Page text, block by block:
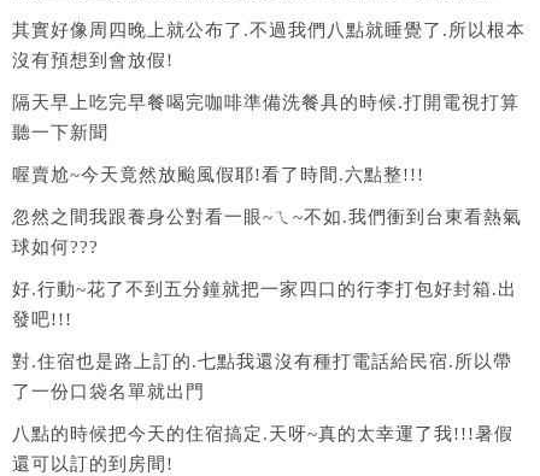
其實好像周四晚上就公布了.不過我們八點就睡覺了.所以根本
沒有預想到會放假!
隔天早上吃完早餐喝完咖啡準備洗餐具的時候.打開電視打算
聽一下新聞
喔賣尬~今天竟然放颱風假耶!看了時間.六點整!!!
忽然之間我跟養身公對看一眼~ㄟ~不如.我們衝到台東看熱氣
球如何???
好.行動~花了不到五分鐘就把一家四口的行李打包好封箱.出
發吧!!!
對.住宿也是路上訂的.七點我還沒有種打電話給民宿.所以帶
了一份口袋名單就出門
八點的時候把今天的住宿搞定.天呀~真的太幸運了我!!!暑假
還可以訂的到房間!